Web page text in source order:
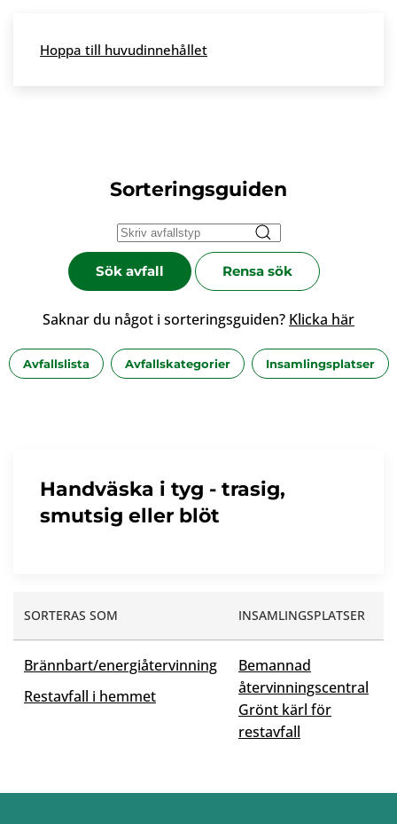
Skip to main content
Hoppa till huvudinnehållet
Sorteringsguiden
Sök avfall Rensa sök
Saknar du något i sorteringsguiden? Klicka här
Avfallslista Avfallskategorier Insamlingsplatser
Handväska i tyg - trasig,
smutsig eller blöt
SORTERAS SOM INSAMLINGSPLATSER
Brännbart/energiåtervinning
Restavfall i hemmet
Bemannad
återvinningscentral
Grönt kärl för
restavfall